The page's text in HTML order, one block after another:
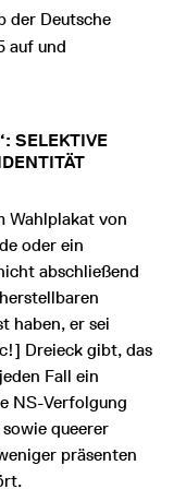
der Deutsche
auf und
SELEKTIVE
Wahlplakat von
oder ein
abschließend
haben, er sei
Dreieck gibt, das
Fall ein
NS-Verfolgung
queerer
präsenten